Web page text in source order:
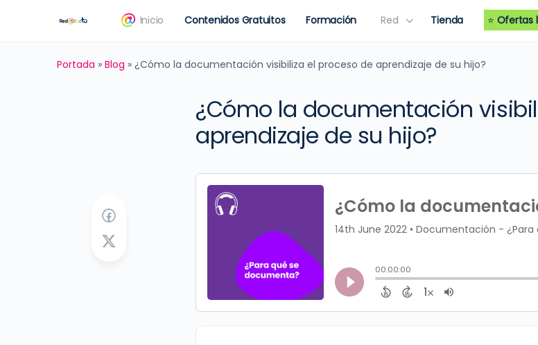
Inicio Contenidos Gratuitos Formación Red Tienda ⭐ Ofertas
Portada » Blog » ¿Cómo la documentación visibiliza el proceso de aprendizaje de su hijo?
¿Cómo la documentación
aprendizaje de su hijo?